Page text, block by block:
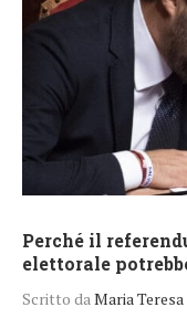
Perché il
elettorale
Scritto da Maria